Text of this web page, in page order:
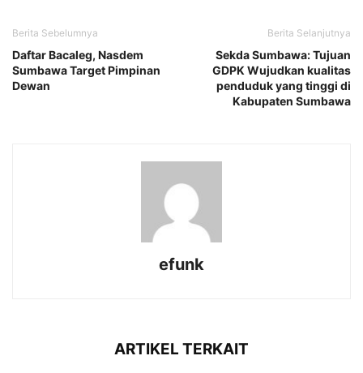
Berita Sebelumnya
Daftar Bacaleg, Nasdem
Sumbawa Target Pimpinan
Dewan
Berita Selanjutnya
Sekda Sumbawa: Tujuan
GDPK Wujudkan kualitas
penduduk yang tinggi di
Kabupaten Sumbawa
efunk
ARTIKEL TERKAIT